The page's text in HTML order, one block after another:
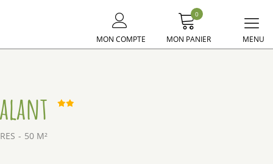
MON COMPTE MON PANIER
0
principal
50 M²